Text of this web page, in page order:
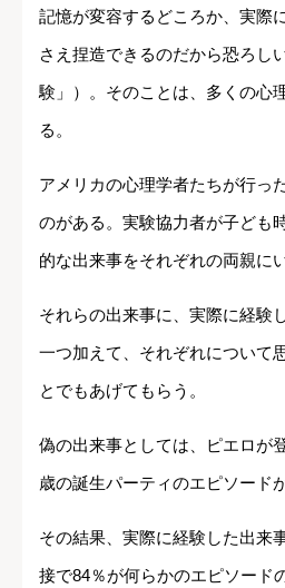
記憶が変容するどころか、実際
さえ捏造できるのだから恐ろし
験」）。そのことは、多くの心
る。
アメリカの心理学者たちが行っ
のがある。実験協力者が子ども
的な出来事をそれぞれの両親に
それらの出来事に、実際に経験
一つ加えて、それぞれについて
とでもあげてもらう。
偽の出来事としては、ピエロが
歳の誕生パーティのエピソード
その結果、実際に経験した出来
接で84％が何らかのエピソード